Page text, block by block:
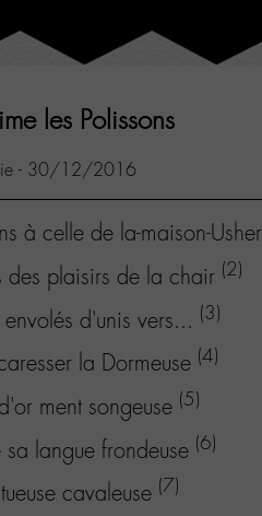
les Polissons
- 30/12/2016
à celle de la-maison-Usher
des plaisirs de la chair (2)
d'unis vers... (3)
la Dormeuse (4)
ment songeuse (5)
langue frondeuse (6)
cavaleuse (7)